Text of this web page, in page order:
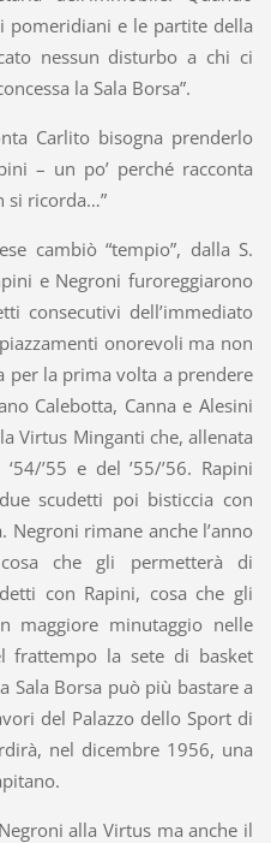
pomeridiani e le partite della
nessun disturbo a chi ci
la Sala Borsa”.
Carlito bisogna prenderlo
– un po’ perché racconta
si ricorda…”
cambiò “tempio”, dalla S.
e Negroni furoreggiarono
consecutivi dell’immediato
onorevoli ma non
per la prima volta a prendere
Calebotta, Canna e Alesini
Virtus Minganti che, allenata
’55 e del ’55/’56. Rapini
scudetti poi bisticcia con
Negroni rimane anche l’anno
che gli permetterà di
con Rapini, cosa che gli
maggiore minutaggio nelle
frattempo la sete di basket
Sala Borsa può più bastare a
del Palazzo dello Sport di
nel dicembre 1956, una
alla Virtus ma anche il